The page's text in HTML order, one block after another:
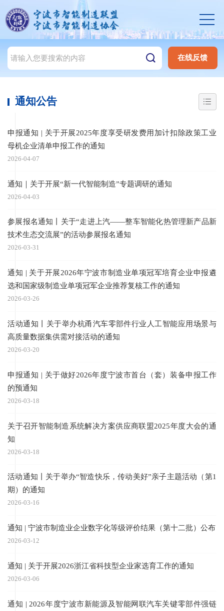
在线反馈
通知公告
申报通知 | 关于开展2025年度享受研发费用加计扣除政策工业
母机企业清单申报工作的通知
2026-04-07
通知｜关于开展“新一代智能制造”专题调研的通知
2026-04-03
参展报名通知丨关于“走进上汽——整车智能化热管理新产品新
技术生态交流展”的活动参展报名通知
2026-03-31
通知 | 关于开展2026年宁波市制造业单项冠军培育企业申报遴
选和国家级制造业单项冠军企业推荐复核工作的通知
2026-03-26
活动通知丨关于举办杭甬汽车零部件行业人工智能应用场景与
高质量数据集供需对接活动的通知
2026-03-20
申报通知 | 关于做好2026年度宁波市首台（套）装备申报工作
的预通知
2026-03-18
关于召开智能制造系统解决方案供应商联盟2025年度大会的通
知
2026-03-18
活动通知丨关于举办“智造快乐，传动美好”亲子主题活动（第1
期）的通知
2026-03-16
通知 | 宁波市制造业企业数字化等级评价结果（第十二批）公布
2026-03-12
通知 | 关于开展2026浙江省科技型企业家选育工作的通知
2026-03-06
通知 | 2026年度宁波市新能源及智能网联汽车关键零部件强链